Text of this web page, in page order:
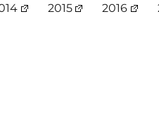
2015 2016